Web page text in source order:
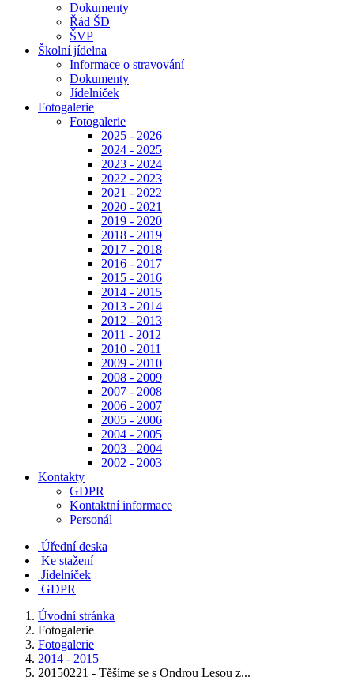
Dokumenty
Řád ŠD
ŠVP
Školní jídelna
Informace o stravování
Dokumenty
Jídelníček
Fotogalerie
Fotogalerie
2025 - 2026
2024 - 2025
2023 - 2024
2022 - 2023
2021 - 2022
2020 - 2021
2019 - 2020
2018 - 2019
2017 - 2018
2016 - 2017
2015 - 2016
2014 - 2015
2013 - 2014
2012 - 2013
2011 - 2012
2010 - 2011
2009 - 2010
2008 - 2009
2007 - 2008
2006 - 2007
2005 - 2006
2004 - 2005
2003 - 2004
2002 - 2003
Kontakty
GDPR
Kontaktní informace
Personál
Úřední deska
Ke stažení
Jídelníček
GDPR
Úvodní stránka
Fotogalerie
Fotogalerie
2014 - 2015
20150221 - Těšíme se s Ondrou Lesou z...